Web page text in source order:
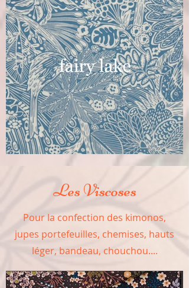
Les Viscoses
Pour la confection des kimonos,
jupes portefeuilles, chemises, hauts
léger, bandeau, chouchou....